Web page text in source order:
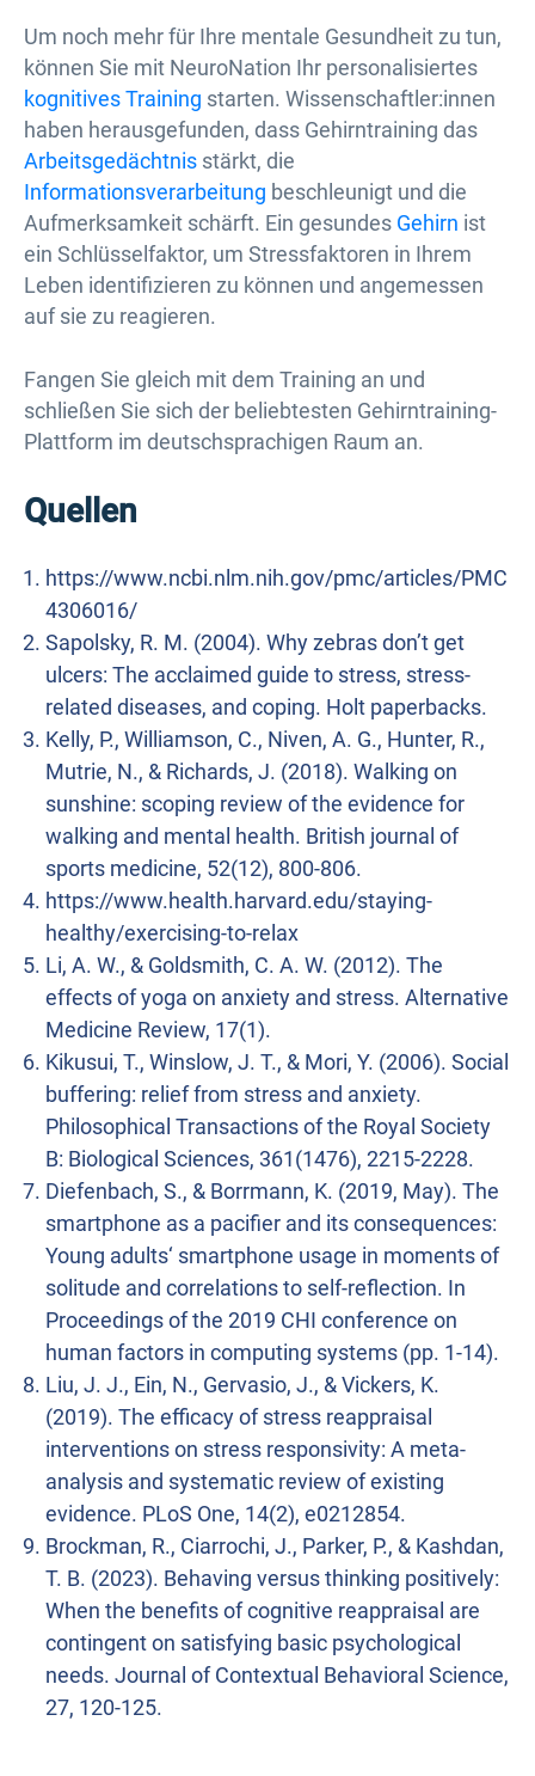
Um noch mehr für Ihre mentale Gesundheit zu tun,
können Sie mit NeuroNation Ihr personalisiertes
kognitives Training starten. Wissenschaftler:innen
haben herausgefunden, dass Gehirntraining das
Arbeitsgedächtnis stärkt, die
Informationsverarbeitung beschleunigt und die
Aufmerksamkeit schärft. Ein gesundes Gehirn ist
ein Schlüsselfaktor, um Stressfaktoren in Ihrem
Leben identifizieren zu können und angemessen
auf sie zu reagieren.
Fangen Sie gleich mit dem Training an und
schließen Sie sich der beliebtesten Gehirntraining-
Plattform im deutschsprachigen Raum an.
Quellen
https://www.ncbi.nlm.nih.gov/pmc/articles/PMC
4306016/
Sapolsky, R. M. (2004). Why zebras don’t get
ulcers: The acclaimed guide to stress, stress-
related diseases, and coping. Holt paperbacks.
Kelly, P., Williamson, C., Niven, A. G., Hunter, R.,
Mutrie, N., & Richards, J. (2018). Walking on
sunshine: scoping review of the evidence for
walking and mental health. British journal of
sports medicine, 52(12), 800-806.
https://www.health.harvard.edu/staying-
healthy/exercising-to-relax
Li, A. W., & Goldsmith, C. A. W. (2012). The
effects of yoga on anxiety and stress. Alternative
Medicine Review, 17(1).
Kikusui, T., Winslow, J. T., & Mori, Y. (2006). Social
buffering: relief from stress and anxiety.
Philosophical Transactions of the Royal Society
B: Biological Sciences, 361(1476), 2215-2228.
Diefenbach, S., & Borrmann, K. (2019, May). The
smartphone as a pacifier and its consequences:
Young adults‘ smartphone usage in moments of
solitude and correlations to self-reflection. In
Proceedings of the 2019 CHI conference on
human factors in computing systems (pp. 1-14).
Liu, J. J., Ein, N., Gervasio, J., & Vickers, K.
(2019). The efficacy of stress reappraisal
interventions on stress responsivity: A meta-
analysis and systematic review of existing
evidence. PLoS One, 14(2), e0212854.
Brockman, R., Ciarrochi, J., Parker, P., & Kashdan,
T. B. (2023). Behaving versus thinking positively:
When the benefits of cognitive reappraisal are
contingent on satisfying basic psychological
needs. Journal of Contextual Behavioral Science,
27, 120-125.